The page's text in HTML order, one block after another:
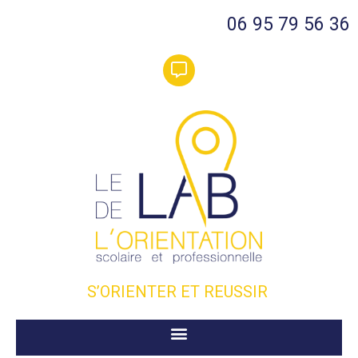
06 95 79 56 36
S’ORIENTER ET REUSSIR